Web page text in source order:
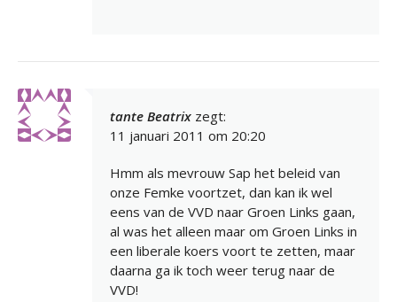
tante Beatrix zegt:
11 januari 2011 om 20:20
Hmm als mevrouw Sap het beleid van
onze Femke voortzet, dan kan ik wel
eens van de VVD naar Groen Links gaan,
al was het alleen maar om Groen Links in
een liberale koers voort te zetten, maar
daarna ga ik toch weer terug naar de
VVD!